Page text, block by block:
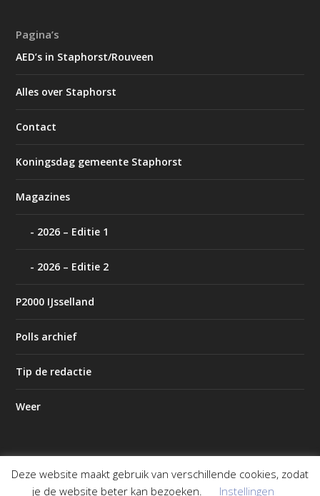
Pagina’s
AED’s in Staphorst/Rouveen
Alles over Staphorst
Contact
Koningsdag gemeente Staphorst
Magazines
2026 – Editie 1
2026 – Editie 2
P2000 IJsselland
Polls archief
Tip de redactie
Weer
Ontworpen doorElegant Themes | Mogelijk gemaakt door
Deze website maakt gebruik van verschillende cookies, zodat
je de website beter kan bezoeken.
Instellingen